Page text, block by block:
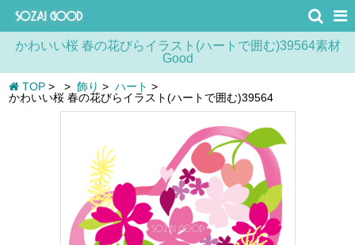
かわいい桜 春の花びらイラスト(ハートで囲む)39564素材
Good
TOP > > 飾り > ハート >
かわいい桜 春の花びらイラスト(ハートで囲む)39564